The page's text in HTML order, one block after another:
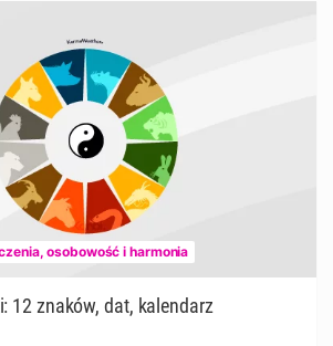
osobowość i harmonia
12 znaków, dat, kalendarz